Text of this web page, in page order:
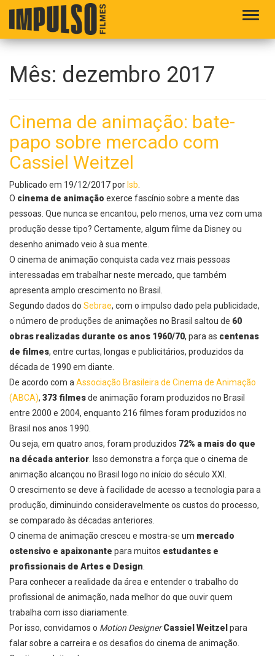
Mês: dezembro 2017
Cinema de animação: bate-
papo sobre mercado com
Cassiel Weitzel
Publicado em 19/12/2017por lsb.
O cinema de animação exerce fascínio sobre a mente das
pessoas. Que nunca se encantou, pelo menos, uma vez com uma
produção desse tipo? Certamente, algum filme da Disney ou
desenho animado veio à sua mente.
O cinema de animação conquista cada vez mais pessoas
interessadas em trabalhar neste mercado, que também
apresentaamplo crescimento no Brasil .
Segundo dados do Sebrae, com o impulso dado pela publicidade,
o número de produções de animações no Brasil saltou de 60
obras realizadas durante os anos 1960/70, para as centenas
de filmes, entre curtas, longas e publicitários, produzidos da
década de 1990 em diante.
De acordo com aAssociação Brasileira de Cinema de Animação
(ABCA), 373 filmesde animação foram produzidos no Brasil
entre 2000 e 2004, enquanto 216 filmes foram produzidos no
Brasil nos anos 1990.
Ou seja, em quatro anos, foram produzidos 72% a mais do que
na década anterior. Isso demonstra a força que o cinema de
animação alcançou no Brasil logo no início do século XXI.
O crescimento se deve à facilidade de acesso a tecnologia para a
produção, diminuindo consideravelmente os custos do processo,
se comparado às décadas anteriores.
O cinema de animação cresceu e mostra-se um mercado
ostensivo e apaixonante para muitos estudantes e
profissionais de Artes e Design.
Para conhecer arealidade da áreae entender o trabalho do
profissional de animação, nada melhor do que ouvir quem
trabalha com isso diariamente.
Por isso, convidamos o Motion Designer Cassiel Weitzel para
falar sobre acarreirae os desafios do cinema de animação.